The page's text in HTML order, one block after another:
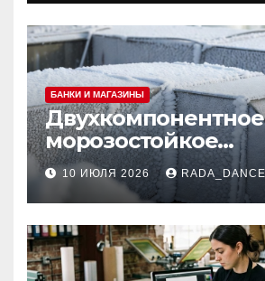
БАНКИ И МАГАЗИНЫ
Двухкомпонентное
морозостойкое
огнезащитное
для
систем и
10 ИЮЛЯ 2026